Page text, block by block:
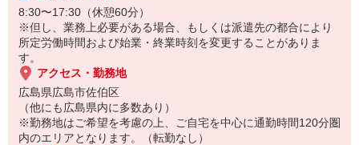
8:30〜17:30（休憩60分）
※但し、業務上必要がある場合、もしくは派遣先の都合により
所定労働時間および始業・終業時刻を変更することがありま
す。
アクセス・勤務地
広島県広島市佐伯区
（他にも広島県内に多数あり）
※勤務地はご希望を考慮の上、ご自宅を中心に通勤時間120分圏
内のエリアとなります。（転勤なし）